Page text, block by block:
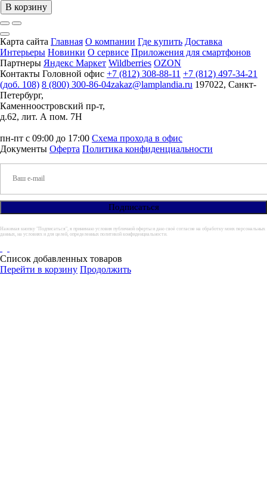
В корзину
Карта сайта Главная О компании Где купить Доставка
Интерьеры Новинки О сервисе Приложения для смартфонов
Партнеры Яндекс Маркет Wildberries OZON
Контакты Головной офис +7 (812) 308-88-11 +7 (812) 497-34-21
(доб. 108) 8 (800) 300-86-04zakaz@lamplandia.ru 197022, Санкт-
Петербург,
Каменноостровский пр-т,
д.62, лит. А пом. 7Н
пн-пт с 09:00 до 17:00 Схема прохода в офис
Документы Оферта Политика конфиденциальности
Нажимая кнопку "Подписаться", я принимаю условия публичной оферты и даю своё согласие на обработку моих персональных
данных, на условиях и для целей, определенных политикой конфиденциальности.
Список добавленных товаров
Перейти в корзину Продолжить